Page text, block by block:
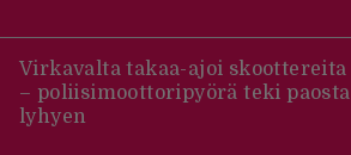
Virkavalta takaa-ajoi skoottereita
– poliisimoottoripyörä teki paosta
lyhyen